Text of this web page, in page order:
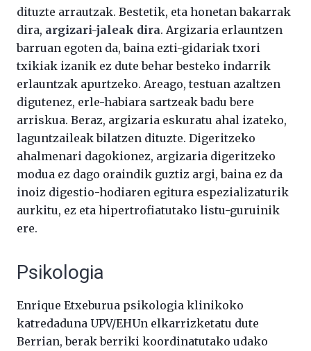
dituzte arrautzak. Bestetik, eta honetan bakarrak
dira, argizari-jaleak dira. Argizaria erlauntzen
barruan egoten da, baina ezti-gidariak txori
txikiak izanik ez dute behar besteko indarrik
erlauntzak apurtzeko. Areago, testuan azaltzen
digutenez, erle-habiara sartzeak badu bere
arriskua. Beraz, argizaria eskuratu ahal izateko,
laguntzaileak bilatzen dituzte. Digeritzeko
ahalmenari dagokionez, argizaria digeritzeko
modua ez dago oraindik guztiz argi, baina ez da
inoiz digestio-hodiaren egitura espezializaturik
aurkitu, ez eta hipertrofiatutako listu-guruinik
ere.
Psikologia
Enrique Etxeburua psikologia klinikoko
katredaduna UPV/EHUn elkarrizketatu dute
Berrian, berak berriki koordinatutako udako